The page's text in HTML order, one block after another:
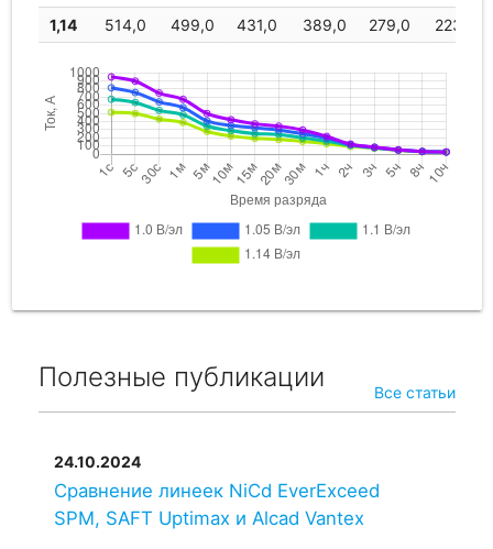
1,14
514,0 499,0 431,0 389,0 279,0 223,0
Полезные публикации Все статьи
24.10.2024
Сравнение линеек NiCd EverExceed
SPM, SAFT Uptimax и Alcad Vantex